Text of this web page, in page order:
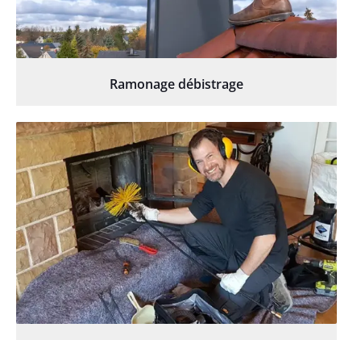
Ramonage débistrage